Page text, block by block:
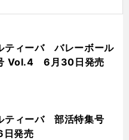
ティーバ バレーボール
Vol.4 6月30日発売
ティーバ 部活特集号
日発売